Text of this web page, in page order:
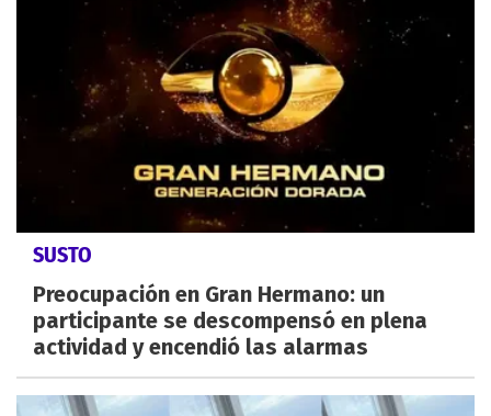
SUSTO
Preocupación en Gran Hermano: un
participante se descompensó en plena
actividad y encendió las alarmas